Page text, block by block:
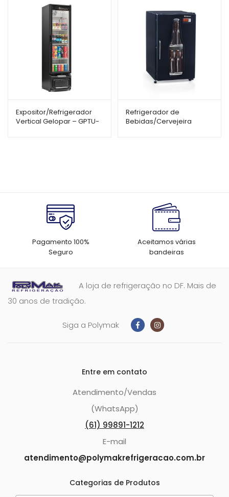
Expositor/Refrigerador
Vertical Gelopar – GPTU-
Refrigerador de
Bebidas/Cervejeira
Pagamento 100%
Seguro
Aceitamos várias
bandeiras
A loja de refrigeração no DF. Mais de
30 anos de tradição.
Siga a Polymak
Entre em contato
Atendimento/Vendas
(WhatsApp)
(61) 99891-1212
E-mail
atendimento@polymakrefrigeracao.com.br
Categorias de Produtos